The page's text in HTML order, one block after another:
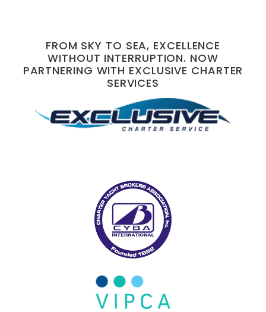
FROM SKY TO SEA, EXCELLENCE
WITHOUT INTERRUPTION. NOW
PARTNERING WITH EXCLUSIVE CHARTER
SERVICES